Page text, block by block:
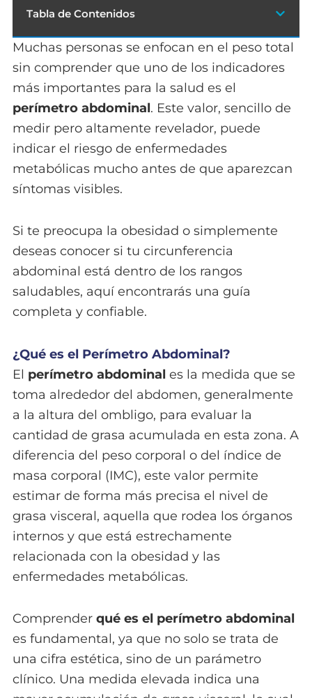
Tabla de Contenidos
Muchas personas se enfocan en el peso total
sin comprender que uno de los indicadores
más importantes para la salud es el
perímetro abdominal. Este valor, sencillo de
medir pero altamente revelador, puede
indicar el riesgo de enfermedades
metabólicas mucho antes de que aparezcan
síntomas visibles.
Si te preocupa la obesidad o simplemente
deseas conocer si tu circunferencia
abdominal está dentro de los rangos
saludables, aquí encontrarás una guía
completa y confiable.
¿Qué es el Perímetro Abdominal?
El perímetro abdominal es la medida que se
toma alrededor del abdomen, generalmente
a la altura del ombligo, para evaluar la
cantidad de grasa acumulada en esta zona. A
diferencia del peso corporal o del índice de
masa corporal (IMC), este valor permite
estimar de forma más precisa el nivel de
grasa visceral, aquella que rodea los órganos
internos y que está estrechamente
relacionada con la obesidad y las
enfermedades metabólicas.
Comprender qué es el perímetro abdominal
es fundamental, ya que no solo se trata de
una cifra estética, sino de un parámetro
clínico. Una medida elevada indica una